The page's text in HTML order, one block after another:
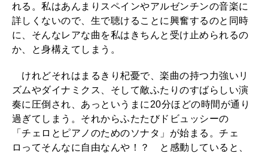
れる。私はあんまりスペインやアルゼンチンの音楽に
詳しくないので、生で聴けることに興奮するのと同時
に、そんなレアな曲を私はきちんと受け止められるの
か、と身構えてしまう。
けれどそれはまるきり杞憂で、楽曲の持つ力強いリ
ズムやダイナミクス、そして敵ふたりのすばらしい演
奏に圧倒され、あっというまに20分ほどの時間が通り
過ぎてしまう。それからふたたびドビュッシーの
「チェロとピアノのためのソナタ」が始まる。チェ
ロってそんなに自由なんや！？ と感動していると、